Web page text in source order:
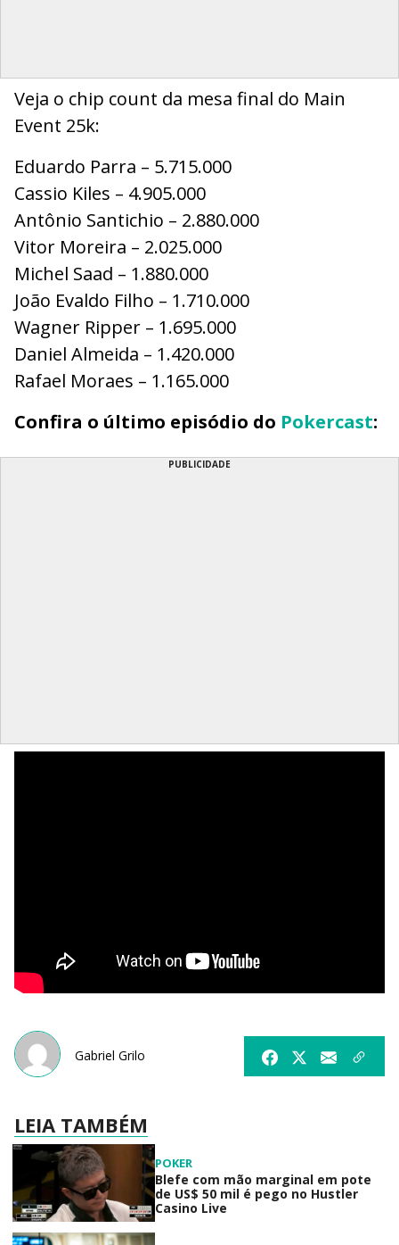
Veja o chip count da mesa final do Main
Event 25k:
Eduardo Parra – 5.715.000
Cassio Kiles – 4.905.000
Antônio Santichio – 2.880.000
Vitor Moreira – 2.025.000
Michel Saad – 1.880.000
João Evaldo Filho – 1.710.000
Wagner Ripper – 1.695.000
Daniel Almeida – 1.420.000
Rafael Moraes – 1.165.000
Confira o último episódio do Pokercast:
PUBLICIDADE
Gabriel Grilo
LEIA TAMBÉM
POKER
Blefe com mão marginal em pote
de US$ 50 mil é pego no Hustler
Casino Live